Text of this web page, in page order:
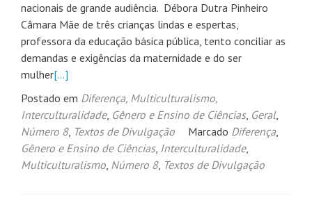
nacionais de grande audiência. Débora Dutra Pinheiro
Câmara Mãe de três crianças lindas e espertas,
professora da educação básica pública, tento conciliar as
demandas e exigências da maternidade e do ser
mulher[…]
Postado em Diferença, Multiculturalismo,
Interculturalidade, Gênero e Ensino de Ciências, Geral,
Número 8, Textos de Divulgação Marcado Diferença,
Gênero e Ensino de Ciências, Interculturalidade,
Multiculturalismo, Número 8, Textos de Divulgação